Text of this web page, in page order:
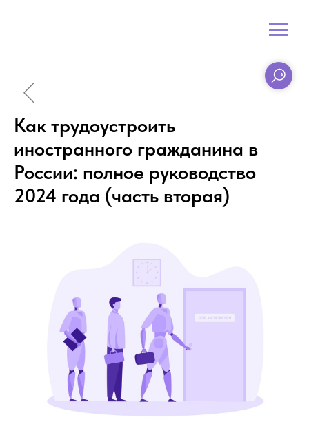
Как трудоустроить
иностранного гражданина в
России: полное руководство
2024 года (часть вторая)